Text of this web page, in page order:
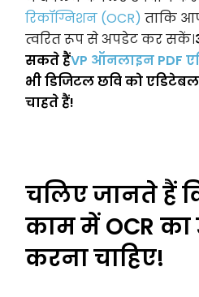
रिकॉग्निशन (OCR) ताकि
त्वरित रूप से अपडेट कर सकें।
सकते हैंVP ऑनलाइन PDF
भी डिजिटल छवि को
चाहते हैं!
चलिए जानते हैं
काम में OCR का
करना चाहिए!